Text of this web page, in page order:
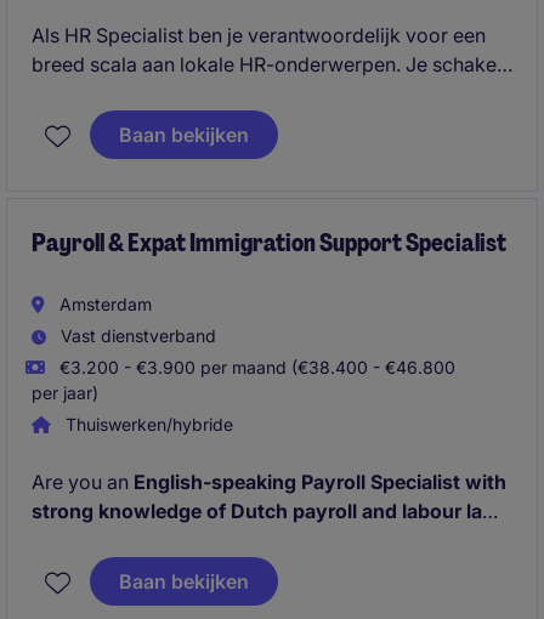
Als HR Specialist ben je verantwoordelijk voor een
breed scala aan lokale HR-onderwerpen. Je schakelt
ervoor dat beleid, processen en initiatieven zowel
aansluiten op de wereldwijde strategie als op lokale
Baan bekijken
Payroll & Expat Immigration Support Specialist
Amsterdam
Vast dienstverband
€3.200 - €3.900 per maand (€38.400 - €46.800
per jaar)
Thuiswerken/hybride
Are you an English-speaking Payroll Specialist with
strong knowledge of Dutch payroll and labour law
expats end-to-end. Only apply if you
a BSN, and can work on-site daily
Baan bekijken